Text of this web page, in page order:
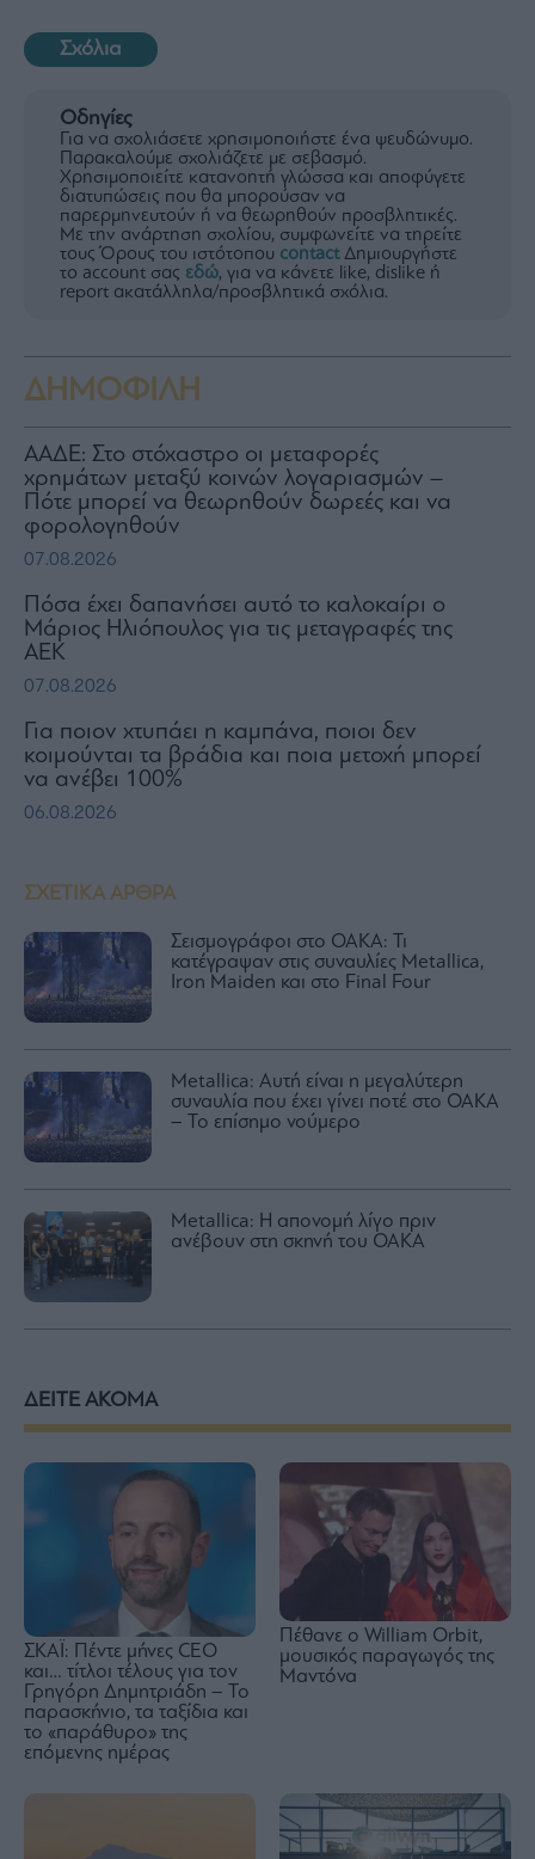
ΣΧΕΤΙΚΑ ΑΡΘΡΑ
Σεισμογράφοι στο ΟΑΚΑ: Τι
κατέγραψαν στις συναυλίες Metallica,
Iron Maiden και στο Final Four
Metallica: Αυτή είναι η μεγαλύτερη
συναυλία που έχει γίνει ποτέ στο ΟΑΚΑ
– Το επίσημο νούμερο
Metallica: Η απονομή λίγο πριν
ανέβουν στη σκηνή του ΟΑΚΑ
Σχόλια
Οδηγίες
Για να σχολιάσετε χρησιμοποιήστε ένα ψευδώνυμο.
Παρακαλούμε σχολιάζετε με σεβασμό.
Χρησιμοποιείτε κατανοητή γλώσσα και αποφύγετε
διατυπώσεις που θα μπορούσαν να
παρερμηνευτούν ή να θεωρηθούν προσβλητικές.
Με την ανάρτηση σχολίου, συμφωνείτε να τηρείτε
τους Όρους του ιστότοπου contactΔημιουργήστε
το account σας εδώ, για να κάνετε like, dislike ή
report ακατάλληλα/προσβλητικά σχόλια.
ΔΗΜΟΦΙΛΗ
ΑΑΔΕ: Στο στόχαστρο οι μεταφορές
χρημάτων μεταξύ κοινών λογαριασμών –
Πότε μπορεί να θεωρηθούν δωρεές και να
φορολογηθούν
07.08.2026
Πόσα έχει δαπανήσει αυτό το καλοκαίρι ο
Μάριος Ηλιόπουλος για τις μεταγραφές της
ΑΕΚ
07.08.2026
Για ποιον χτυπάει η καμπάνα, ποιοι δεν
κοιμούνται τα βράδια και ποια μετοχή μπορεί
να ανέβει 100%
06.08.2026
ΔΕΙΤΕ ΑΚΟΜΑ
ΣΚΑΪ: Πέντε μήνες CEO
και… τίτλοι τέλους για τον
Γρηγόρη Δημητριάδη – Το
παρασκήνιο, τα ταξίδια και
το «παράθυρο» της
επόμενης ημέρας
Πέθανε ο William Orbit,
μουσικός παραγωγός της
Μαντόνα